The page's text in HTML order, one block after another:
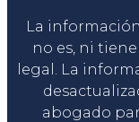
La
no es, ni
legal. La
abogado